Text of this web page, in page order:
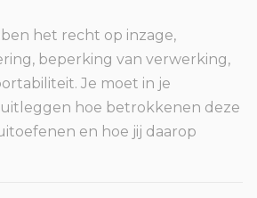
het recht op inzage,
beperking van verwerking,
Je moet in je
hoe betrokkenen deze
en hoe jij daarop